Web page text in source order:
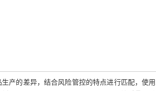
产的差异，结合风险管控的特点进行匹配，使